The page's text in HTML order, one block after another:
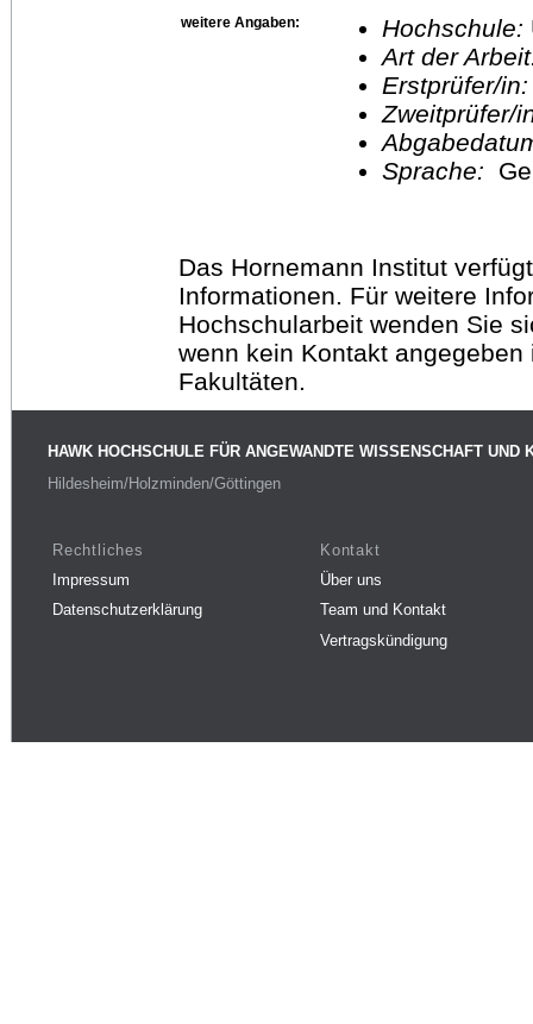
weitere Angaben: Hochschule:
Art der
Erstprüfer/
Sprache:
Das Hornemann Institut
Informationen. Für weitere
Hochschularbeit wenden Sie
wenn kein Kontakt
Fakultäten.
HAWK HOCHSCHULE FÜR ANGEWANDTE WISSENSCHAFT UND
Hildesheim/Holzminden/Göttingen
Rechtliches
Impressum
Datenschutzerklärung
Kontakt
Über uns
Team und Kontakt
Vertragskündigung